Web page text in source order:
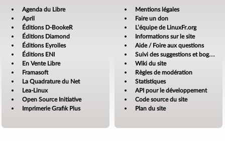
Agenda du Libre
April
Éditions D-BookeR
Éditions Diamond
Éditions Eyrolles
Éditions ENI
En Vente Libre
Framasoft
La Quadrature du Net
Lea-Linux
Open Source Initiative
Imprimerie Grafik Plus
Mentions légales
Faire un don
L’équipe de LinuxFr.org
Informations sur le site
Aide / Foire aux questions
Suivi des suggestions et bogues
Wiki du site
Règles de modération
Statistiques
API pour le développement
Code source du site
Plan du site